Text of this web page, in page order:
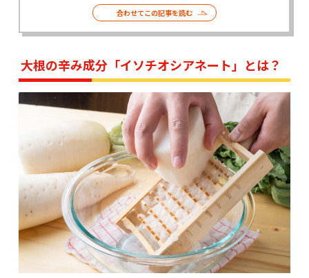
合わせてこの記事を読む
大根の辛み成分「イソチオシアネート」とは？